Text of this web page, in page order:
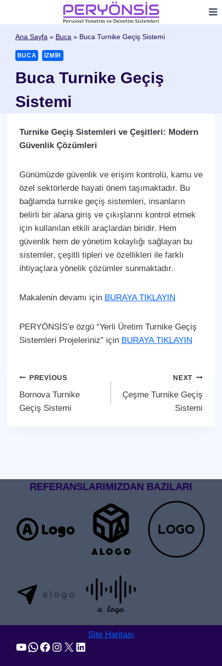
contentAna Sayfa» Buca» Buca Turnike Geçiş Sistemi
BUCA İZMIR
Buca Turnike Geçiş
Sistemi
Turnike Geçiş Sistemleri ve Çeşitleri: Modern
Güvenlik Çözümleri
Günümüzde güvenlik ve erişim kontrolü, kamu ve
özel sektörlerde hayati önem taşımaktadır. Bu
bağlamda turnike geçiş sistemleri, insanların
belirli bir alana giriş ve çıkışlarını kontrol etmek
için kullanılan etkili araçlardan biridir. Hem
güvenlik hem de yönetim kolaylığı sağlayan bu
sistemler, çeşitli tipleri ve özellikleri ile farklı
ihtiyaçlara yönelik çözümler sunmaktadır.
Makalenin devamı için BURAYA TIKLAYIN
PERYÖNSİS’e özgü “Yerli Üretim Turnike Geçiş
Sistemleri Projeleriniz” için BURAYA TIKLAYIN
Yazı
gezinmesi
PREVIOUS
Bornova Turnike
Geçiş Sistemi
NEXT
Çeşme Turnike Geçiş
Sistemi
REFERANSLARIMIZDAN BAZILARI
Site Haritası
YouTube WhatsApp Facebook Instagram X LinkedIn